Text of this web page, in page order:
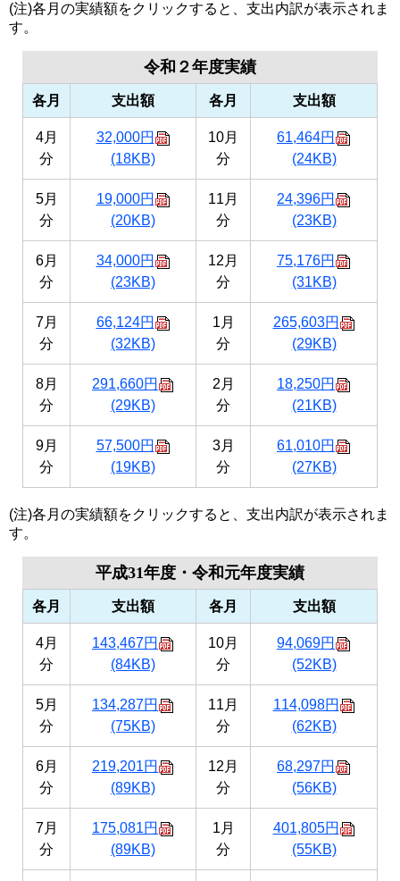
(注)各月の実績額をクリックすると、支出内訳が表示されま
す。
令和２年度実績
各月 支出額 各月 支出額
4月
分
32,000円
(18KB)
10月
分
61,464円
(24KB)
5月
分
19,000円
(20KB)
11月
分
24,396円
(23KB)
6月
分
34,000円
(23KB)
12月
分
75,176円
(31KB)
7月
分
66,124円
(32KB)
1月
分
265,603円
(29KB)
8月
分
291,660円
(29KB)
2月
分
18,250円
(21KB)
9月
分
57,500円
(19KB)
3月
分
61,010円
(27KB)
(注)各月の実績額をクリックすると、支出内訳が表示されま
す。
平成31年度・令和元年度実績
各月 支出額 各月 支出額
4月
分
143,467円
(84KB)
10月
分
94,069円
(52KB)
5月
分
134,287円
(75KB)
11月
分
114,098円
(62KB)
6月
分
219,201円
(89KB)
12月
分
68,297円
(56KB)
7月
分
175,081円
(89KB)
1月
分
401,805円
(55KB)